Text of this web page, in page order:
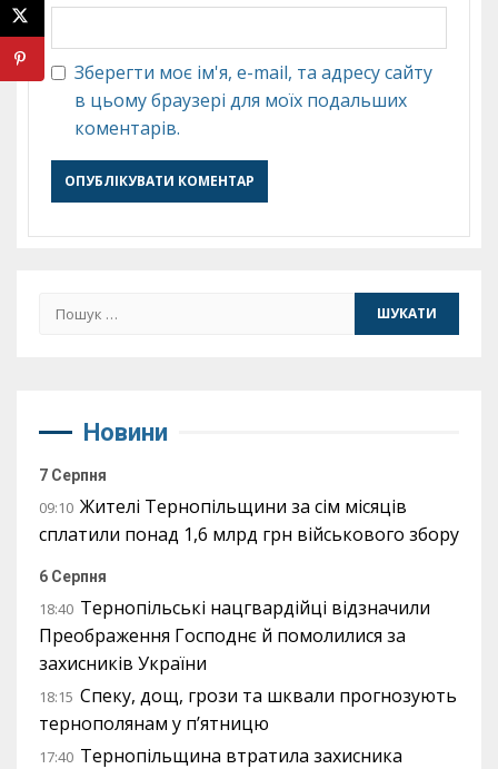
Зберегти моє ім'я, e-mail, та адресу сайту
в цьому браузері для моїх подальших
коментарів.
Пошук:
Новини
7 Серпня
09:10 Жителі Тернопільщини за сім місяців
сплатили понад 1,6 млрд грн військового збору
6 Серпня
18:40 Тернопільські нацгвардійці відзначили
Преображення Господнє й помолилися за
захисників України
18:15 Спеку, дощ, грози та шквали прогнозують
тернополянам у п’ятницю
17:40 Тернопільщина втратила захисника